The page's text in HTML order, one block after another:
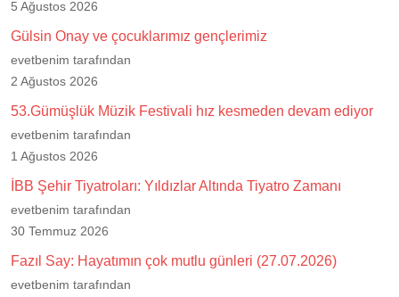
5 Ağustos 2026
Gülsin Onay ve çocuklarımız gençlerimiz
evetbenim tarafından
2 Ağustos 2026
53.Gümüşlük Müzik Festivali hız kesmeden devam ediyor
evetbenim tarafından
1 Ağustos 2026
İBB Şehir Tiyatroları: Yıldızlar Altında Tiyatro Zamanı
evetbenim tarafından
30 Temmuz 2026
Fazıl Say: Hayatımın çok mutlu günleri (27.07.2026)
evetbenim tarafından